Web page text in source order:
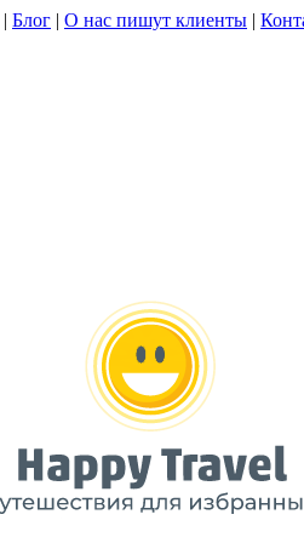
| Блог | О нас пишут клиенты |